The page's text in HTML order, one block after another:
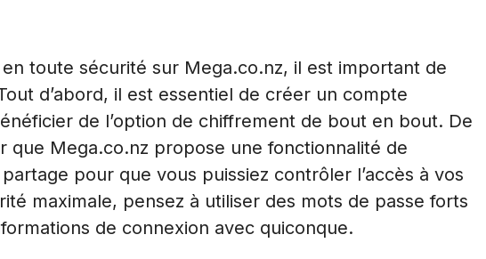
toute sécurité sur Mega.co.nz, il est important de
d’abord, il est essentiel de créer un compte
de l’option de chiffrement de bout en bout. De
que Mega.co.nz propose une fonctionnalité de
pour que vous puissiez contrôler l’accès à vos
maximale, pensez à utiliser des mots de passe forts
de connexion avec quiconque.